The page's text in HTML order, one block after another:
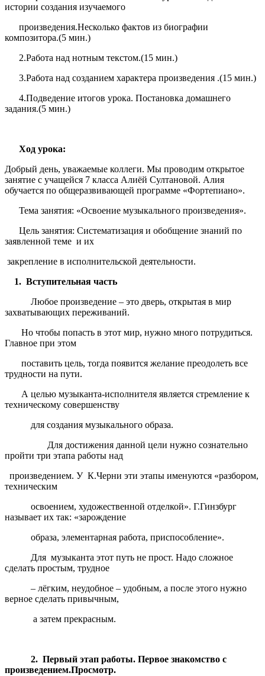
истории создания изучаемого
произведения.Несколько фактов из биографии
композитора.(5 мин.)
2.Работа над нотным текстом.(15 мин.)
3.Работа над созданием характера произведения .(15 мин.)
4.Подведение итогов урока. Постановка домашнего
задания.(5 мин.)
Ход урока:
Добрый день, уважаемые коллеги. Мы проводим открытое
занятие с учащейся 7 класса Алиёй Султановой. Алия
обучается по общеразвивающей программе «Фортепиано».
Тема занятия: «Освоение музыкального произведения».
Цель занятия: Систематизация и обобщение знаний по
заявленной теме и их
закрепление в исполнительской деятельности.
1. Вступительная часть
Любое произведение – это дверь, открытая в мир
захватывающих переживаний.
Но чтобы попасть в этот мир, нужно много потрудиться.
Главное при этом
поставить цель, тогда появится желание преодолеть все
трудности на пути.
А целью музыканта-исполнителя является стремление к
техническому совершенству
для создания музыкального образа.
Для достижения данной цели нужно сознательно
пройти три этапа работы над
произведением. У К.Черни эти этапы именуются «разбором,
техническим
освоением, художественной отделкой». Г.Гинзбург
называет их так: «зарождение
образа, элементарная работа, приспособление».
Для музыканта этот путь не прост. Надо сложное
сделать простым, трудное
– лёгким, неудобное – удобным, а после этого нужно
верное сделать привычным,
а затем прекрасным.
2. Первый этап работы. Первое знакомство с
произведением.Просмотр.